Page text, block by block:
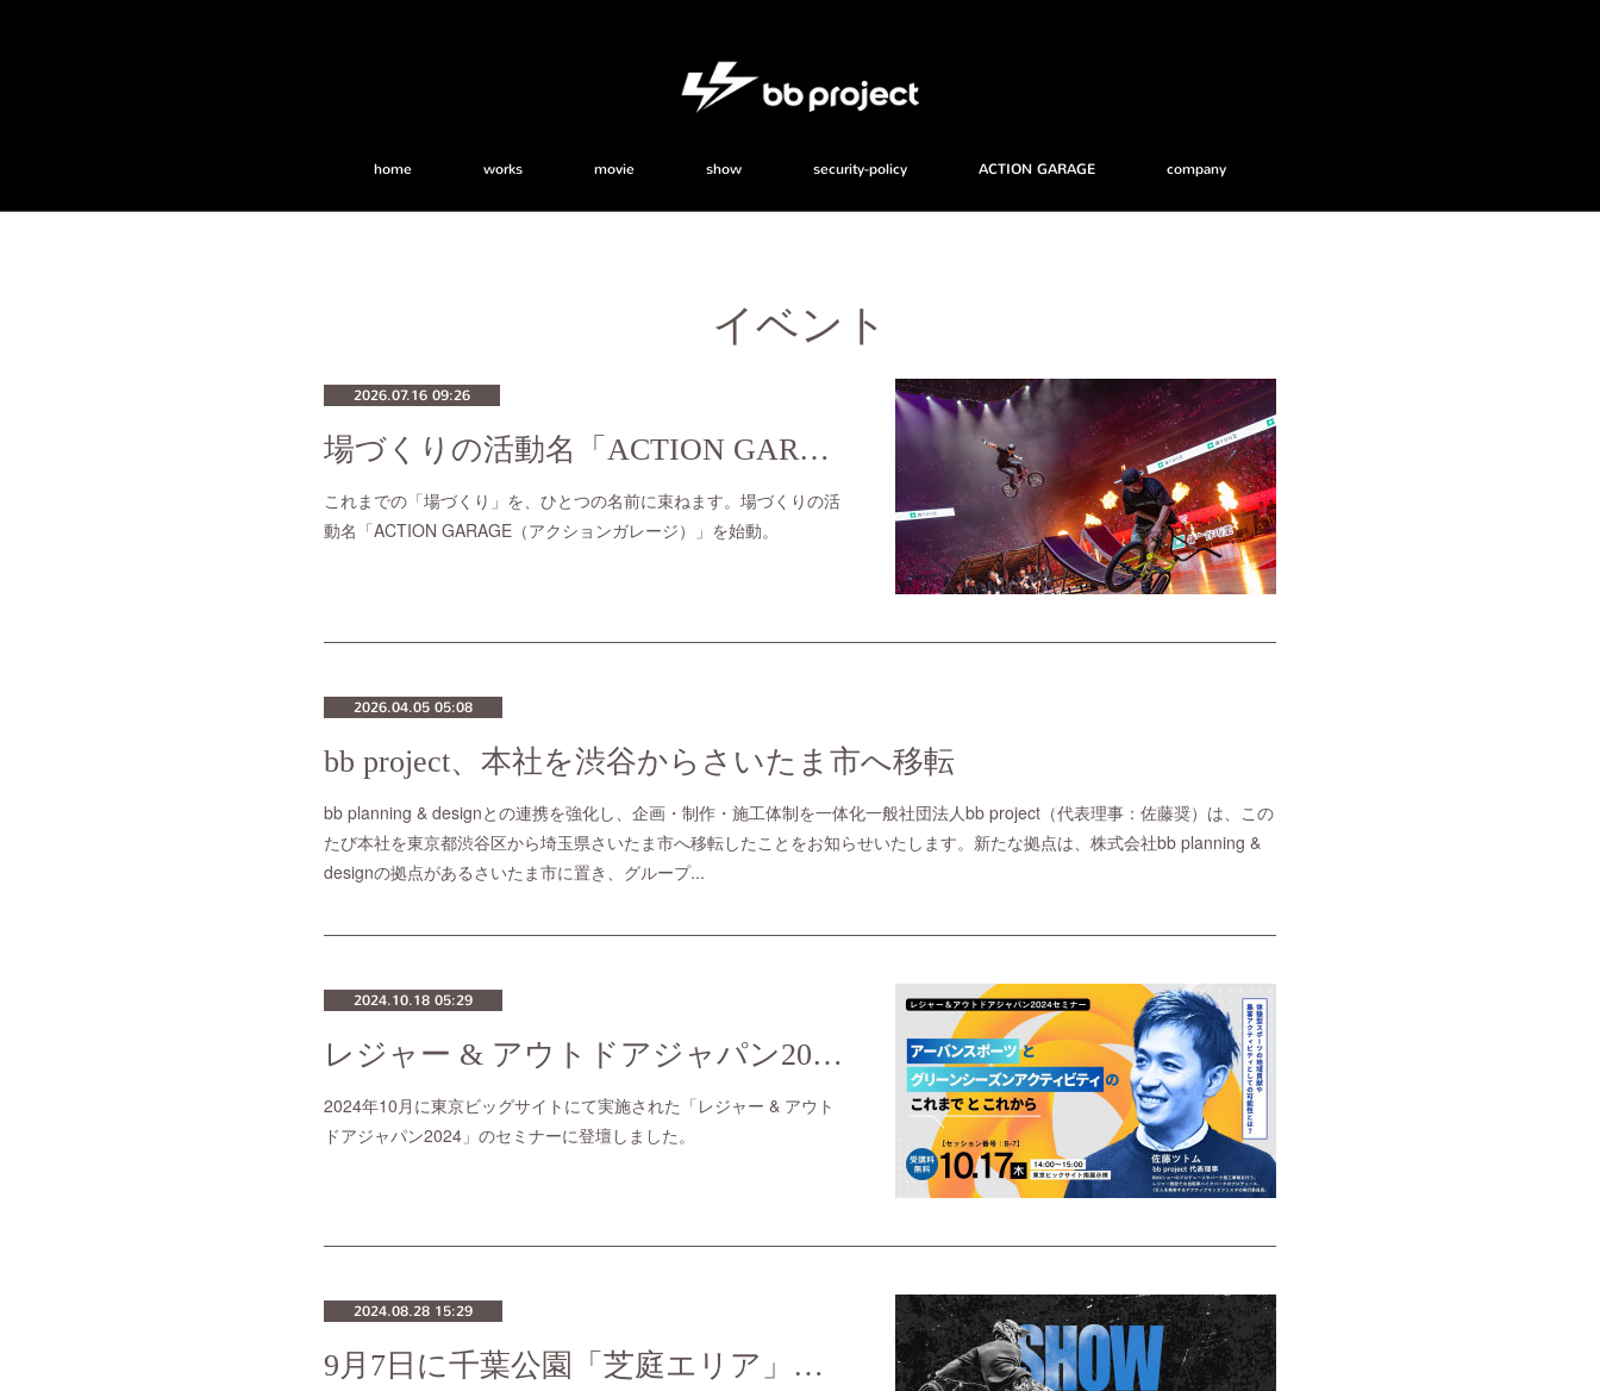
home works movie show security-policy ACTION GARAGE company
イベント
2026.07.16 09:26
場づくりの活動名「ACTION GARAGE（アクションガレージ）」を始動
これまでの「場づくり」を、ひとつの名前に束ねます。場づくりの活
動名「ACTION GARAGE（アクションガレージ）」を始動。
2026.04.05 05:08
bb project、本社を渋谷からさいたま市へ移転
bb planning & designとの連携を強化し、企画・制作・施工体制を一体化一般社団法人bb project（代表理事：佐藤奨）は、この
たび本社を東京都渋谷区から埼玉県さいたま市へ移転したことをお知らせいたします。新たな拠点は、株式会社bb planning &
designの拠点があるさいたま市に置き、グループ...
2024.10.18 05:29
レジャー & アウトドアジャパン2024に登壇「セミナー実施」しました。
2024年10月に東京ビッグサイトにて実施された「レジャー & アウト
ドアジャパン2024」のセミナーに登壇しました。
2024.08.28 15:29
9月7日に千葉公園「芝庭エリア」にて「AIR TRICK SHOW 10周年祭り」を開催します！